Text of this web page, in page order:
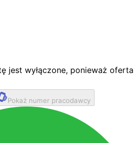
jest wyłączone, ponieważ oferta
Pokaż numer pracodawcy